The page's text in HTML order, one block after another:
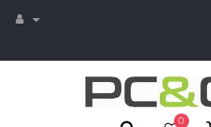

0